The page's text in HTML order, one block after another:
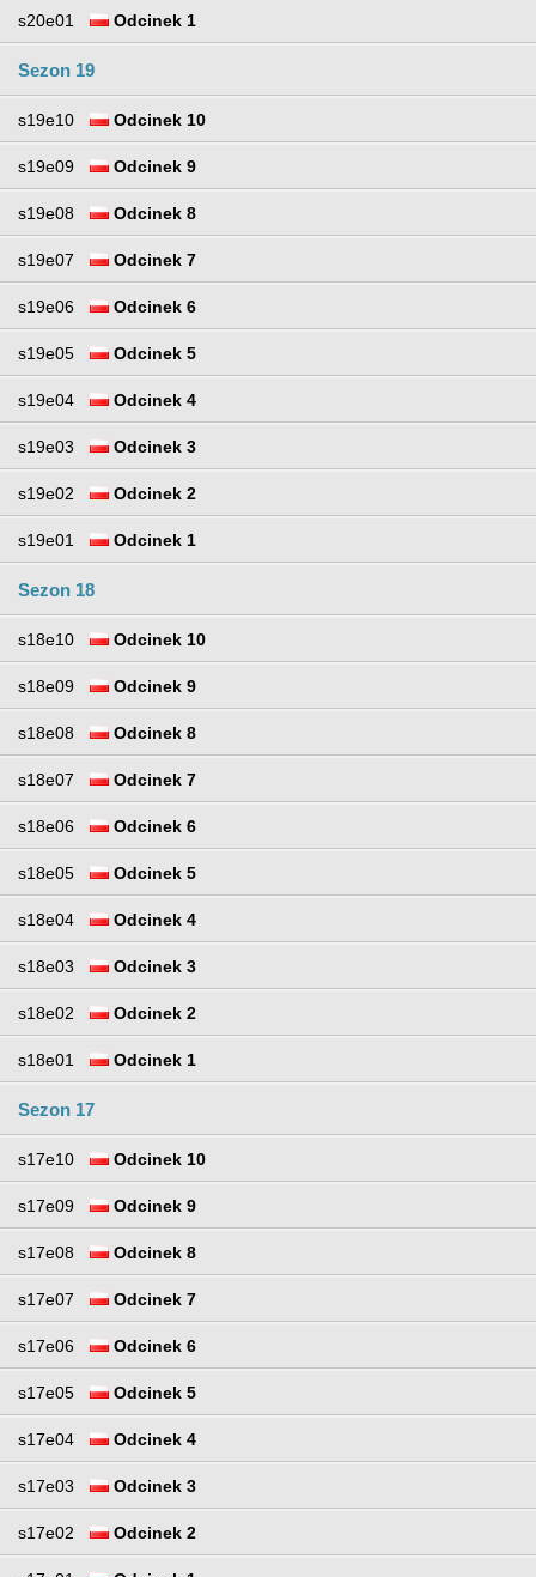
s20e01 Odcinek 1
Sezon 19
s19e10 Odcinek 10
s19e09 Odcinek 9
s19e08 Odcinek 8
s19e07 Odcinek 7
s19e06 Odcinek 6
s19e05 Odcinek 5
s19e04 Odcinek 4
s19e03 Odcinek 3
s19e02 Odcinek 2
s19e01 Odcinek 1
Sezon 18
s18e10 Odcinek 10
s18e09 Odcinek 9
s18e08 Odcinek 8
s18e07 Odcinek 7
s18e06 Odcinek 6
s18e05 Odcinek 5
s18e04 Odcinek 4
s18e03 Odcinek 3
s18e02 Odcinek 2
s18e01 Odcinek 1
Sezon 17
s17e10 Odcinek 10
s17e09 Odcinek 9
s17e08 Odcinek 8
s17e07 Odcinek 7
s17e06 Odcinek 6
s17e05 Odcinek 5
s17e04 Odcinek 4
s17e03 Odcinek 3
s17e02 Odcinek 2